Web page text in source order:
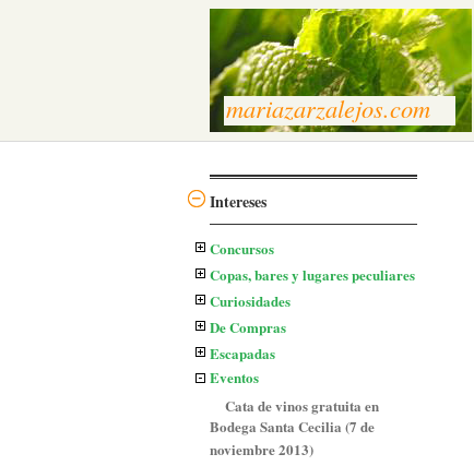
mariazarzalejos.com
Intereses
Concursos
Copas, bares y lugares peculiares
Curiosidades
De Compras
Escapadas
Eventos
Cata de vinos gratuita en
Bodega Santa Cecilia (7 de
noviembre 2013)